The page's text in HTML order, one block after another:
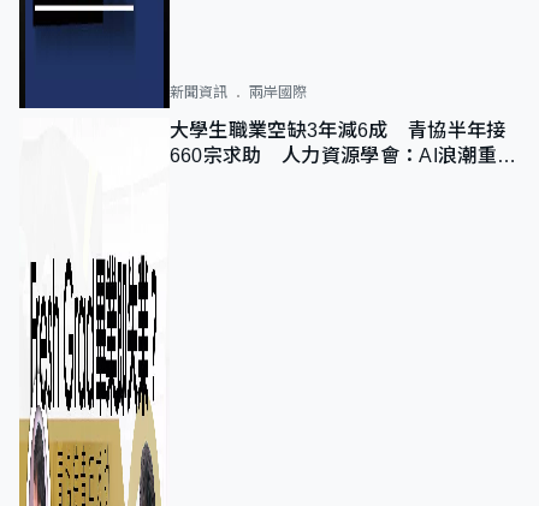
新聞資訊 兩岸國際
大學生職業空缺3年減6成 青協半年接
660宗求助 人力資源學會：AI浪潮重整